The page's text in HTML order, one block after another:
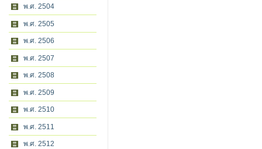
พ.ศ. 2504
พ.ศ. 2505
พ.ศ. 2506
พ.ศ. 2507
พ.ศ. 2508
พ.ศ. 2509
พ.ศ. 2510
พ.ศ. 2511
พ.ศ. 2512